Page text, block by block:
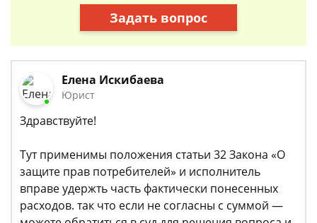
Задать вопрос
Елена Искибаева
Юрист
Здравствуйте!
Тут применимы положения статьи 32 Закона «О
защите прав потребителей» и исполнитель
вправе удержть часть фактически понесенных
расходов. так что если не согласны с суммой —